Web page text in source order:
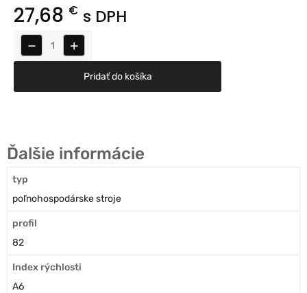
27,68 € s DPH
− +
Pridať do košíka
Ďalšie informácie
typ
poľnohospodárske stroje
profil
82
Index rýchlosti
A6